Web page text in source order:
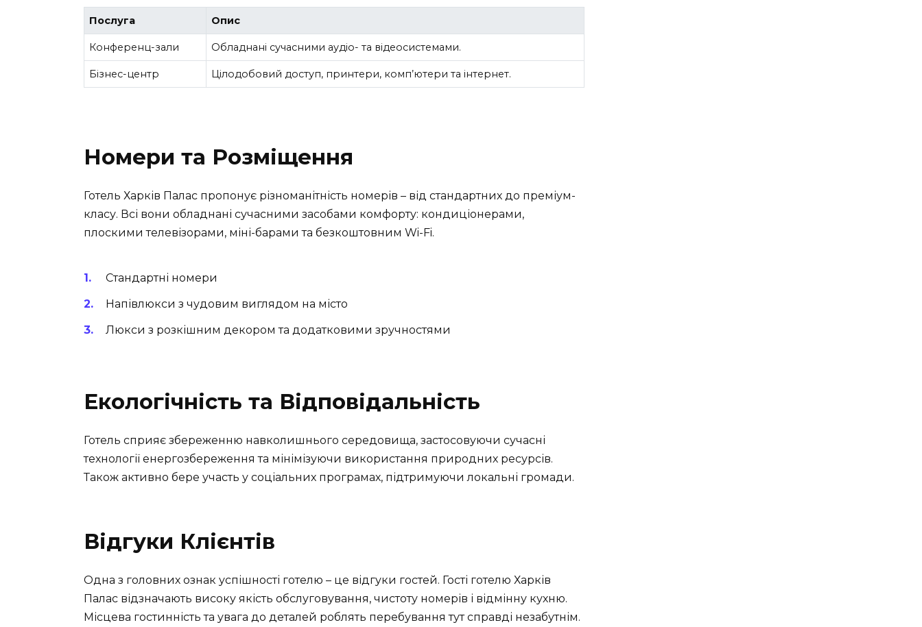
Послуга Опис
Конференц-зали Обладнані сучасними аудіо- та відеосистемами.
Бізнес-центр Цілодобовий доступ, принтери, комп’ютери та інтернет.
Номери та Розміщення
Готель Харків Палас пропонує різноманітність номерів – від стандартних до преміум-
класу. Всі вони обладнані сучасними засобами комфорту: кондиціонерами,
плоскими телевізорами, міні-барами та безкоштовним Wi-Fi.
Стандартні номери
Напівлюкси з чудовим виглядом на місто
Люкси з розкішним декором та додатковими зручностями
Екологічність та Відповідальність
Готель сприяє збереженню навколишнього середовища, застосовуючи сучасні
технології енергозбереження та мінімізуючи використання природних ресурсів.
Також активно бере участь у соціальних програмах, підтримуючи локальні громади.
Відгуки Клієнтів
Одна з головних ознак успішності готелю – це відгуки гостей. Гості готелю Харків
Палас відзначають високу якість обслуговування, чистоту номерів і відмінну кухню.
Місцева гостинність та увага до деталей роблять перебування тут справді незабутнім.